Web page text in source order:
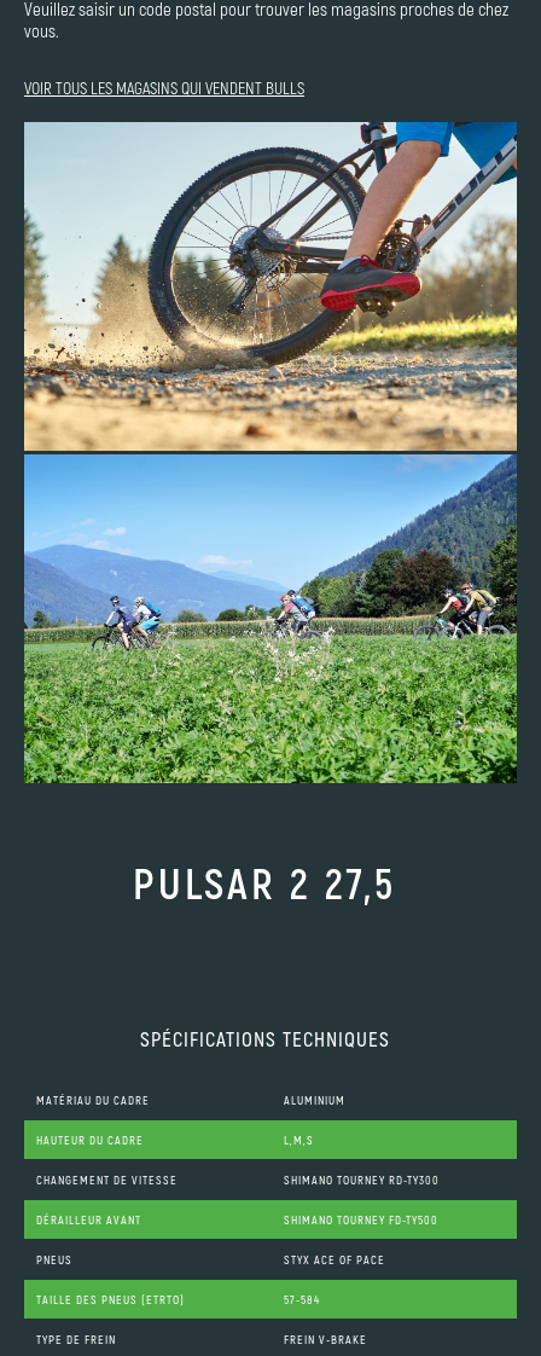
Veuillez saisir un code postal pour trouver les magasins proches de chez
vous.
VOIR TOUS LES MAGASINS QUI VENDENT BULLS
PULSAR 2 27,5
SPÉCIFICATIONS TECHNIQUES
MATÉRIAU DU CADRE ALUMINIUM
HAUTEUR DU CADRE L,M,S
CHANGEMENT DE VITESSE SHIMANO TOURNEY RD-TY300
DÉRAILLEUR AVANT SHIMANO TOURNEY FD-TY500
PNEUS STYX ACE OF PACE
TAILLE DES PNEUS (ETRTO) 57-584
TYPE DE FREIN FREIN V-BRAKE